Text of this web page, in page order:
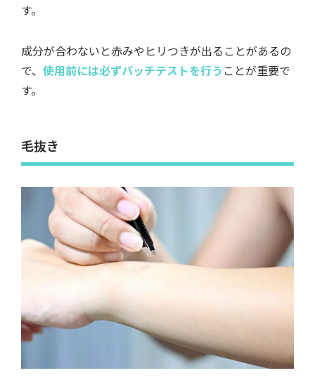
す。
成分が合わないと赤みやヒリつきが出ることがあるの
で、 使用前には必ずパッチテストを行う ことが重要で
す。
毛抜き